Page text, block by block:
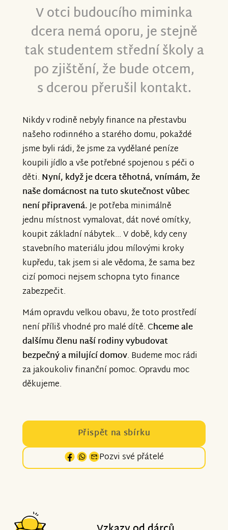
V otci budoucího miminka
dcera nemá oporu, je stejně
tak studentem střední školy a
po zjištění, že bude otcem,
s dcerou přerušil kontakt.
Nikdy v rodině nebyly finance na přestavbu
našeho rodinného a starého domu, pokaždé
jsme byli rádi, že jsme za vydělané peníze
koupili jídlo a vše potřebné spojenou s péči o
děti. Nyní, když je dcera těhotná, vnímám, že
naše domácnost na tuto skutečnost vůbec
není připravená.Je potřeba minimálně
jednu místnost vymalovat, dát nové omítky,
koupit základní nábytek... V době, kdy ceny
stavebního materiálu jdou mílovými kroky
kupředu, tak jsem si ale vědoma, že sama bez
cizí pomoci nejsem schopna tyto finance
zabezpečit.
Mám opravdu velkou obavu, že toto prostředí
není příliš vhodné pro malé dítě. Chceme ale
dalšímu členu naší rodiny vybudovat
bezpečný a milující domov. Budeme moc rádi
za jakoukoliv finanční pomoc. Opravdu moc
děkujeme.
Přispět na sbírku
Pozvi své přátelé